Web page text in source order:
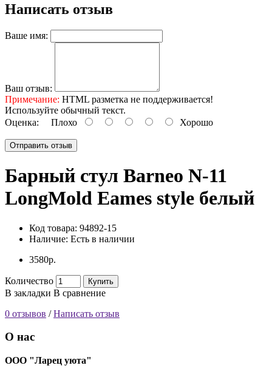
Написать отзыв
Ваше имя:
Ваш отзыв:
Примечание: HTML разметка не поддерживается!
Используйте обычный текст.
Оценка: Плохо Хорошо
Отправить отзыв
Барный стул Barneo N-11
LongMold Eames style белый
Код товара: 94892-15
Наличие: Есть в наличии
3580р.
Количество Купить
В закладки В сравнение
0 отзывов /Написать отзыв
О нас
ООО "Ларец уюта"